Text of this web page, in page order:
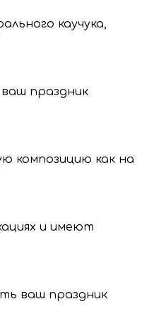
каучука,
праздник
композицию как на
и имеют
ваш праздник